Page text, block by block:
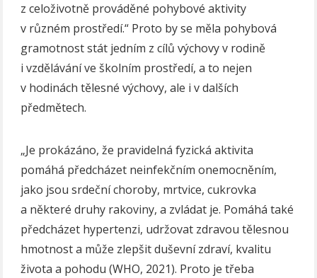
z celoživotně prováděné pohybové aktivity
v různém prostředí.“ Proto by se měla pohybová
gramotnost stát jedním z cílů výchovy v rodině
i vzdělávání ve školním prostředí, a to nejen
v hodinách tělesné výchovy, ale i v dalších
předmětech.
„Je prokázáno, že pravidelná fyzická aktivita
pomáhá předcházet neinfekčním onemocněním,
jako jsou srdeční choroby, mrtvice, cukrovka
a některé druhy rakoviny, a zvládat je. Pomáhá také
předcházet hypertenzi, udržovat zdravou tělesnou
hmotnost a může zlepšit duševní zdraví, kvalitu
života a pohodu (WHO, 2021). Proto je třeba